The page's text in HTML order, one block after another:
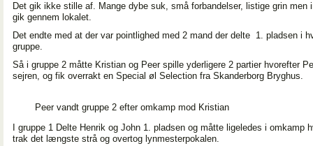
Det gik ikke stille af. Mange dybe suk, små forbandelser, listige grin men
gik gennem lokalet.
Det endte med at der var pointlighed med 2 mand der delte 1. pladsen i
gruppe.
Så i gruppe 2 måtte Kristian og Peer spille yderligere 2 partier hvorefter
sejren, og fik overrakt en Special øl Selection fra Skanderborg Bryghus.
Peer vandt gruppe 2 efter omkamp mod Kristian
I gruppe 1 Delte Henrik og John 1. pladsen og måtte ligeledes i omkamp
trak det længste strå og overtog lynmesterpokalen.